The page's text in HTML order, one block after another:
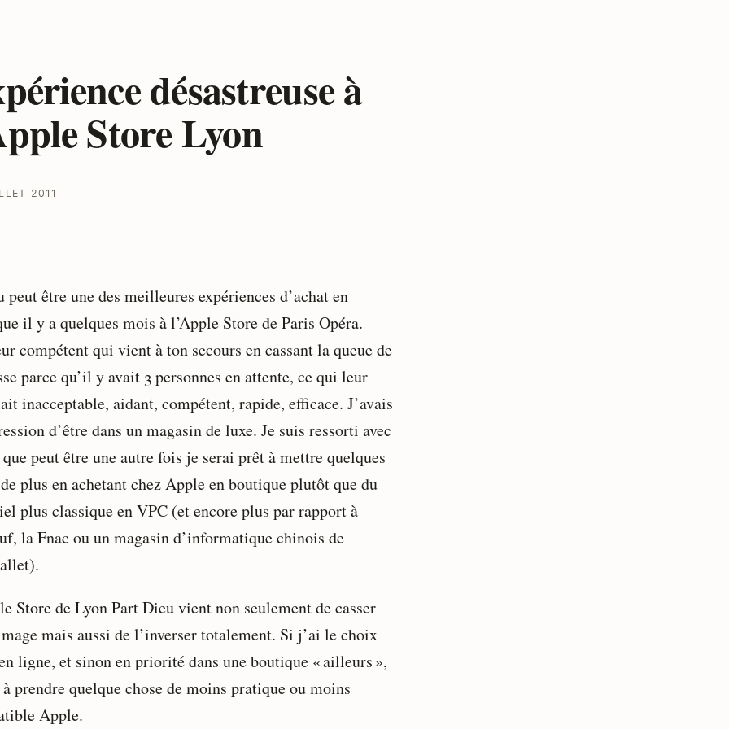
désastreuse à
Store Lyon
2011
peut être une des meilleures expériences d’achat en
il y a quelques mois à l’Apple Store de Paris Opéra.
compétent qui vient à ton secours en cassant la queue de
parce qu’il y avait 3 personnes en attente, ce qui leur
inacceptable, aidant, compétent, rapide, efficace. J’avais
d’être dans un magasin de luxe. Je suis ressorti avec
peut être une autre fois je serai prêt à mettre quelques
plus en achetant chez Apple en boutique plutôt que du
plus classique en VPC (et encore plus par rapport à
la Fnac ou un magasin d’informatique chinois de
Store de Lyon Part Dieu vient non seulement de casser
mais aussi de l’inverser totalement. Si j’ai le choix
ligne, et sinon en priorité dans une boutique « ailleurs »,
prendre quelque chose de moins pratique ou moins
Apple.